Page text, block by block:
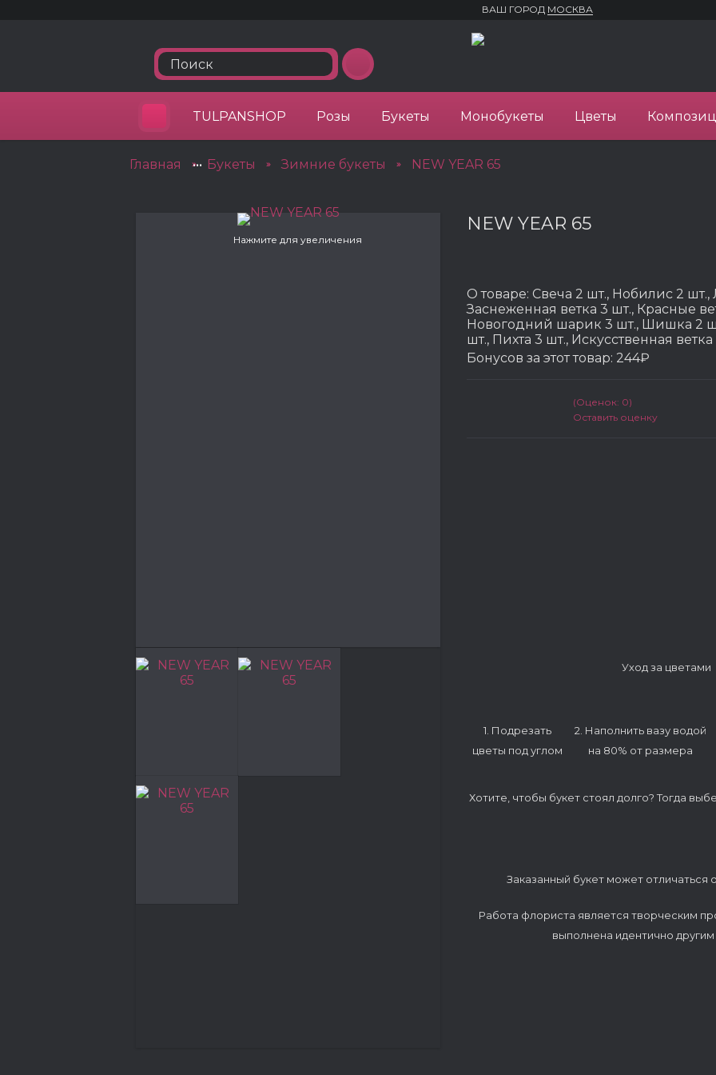
ВАШ ГОРОД МОСКВА
TULPANSHOP Розы Букеты Монобукеты Цветы
•••
Главная » Букеты » Зимние букеты » NEW YEAR 65
Нажмите для увеличения
NEW YEAR 65
О товаре: Свеча 2 шт., Нобилис 2 шт.,
Заснеженная ветка 3 шт., Красные
Новогодний шарик 3 шт., Шишка 2
шт., Пихта 3 шт., Искусственная
Бонусов за этот товар: 244₽
(Оценок: 0)
Оставить оценку
Уход за цветами
1. Подрезать
цветы под углом
2. Наполнить вазу водой
на 80% от размера
Хотите, чтобы букет стоял долго? Тогда
Заказанный букет может отличаться
Работа флориста является творческим
выполнена идентично